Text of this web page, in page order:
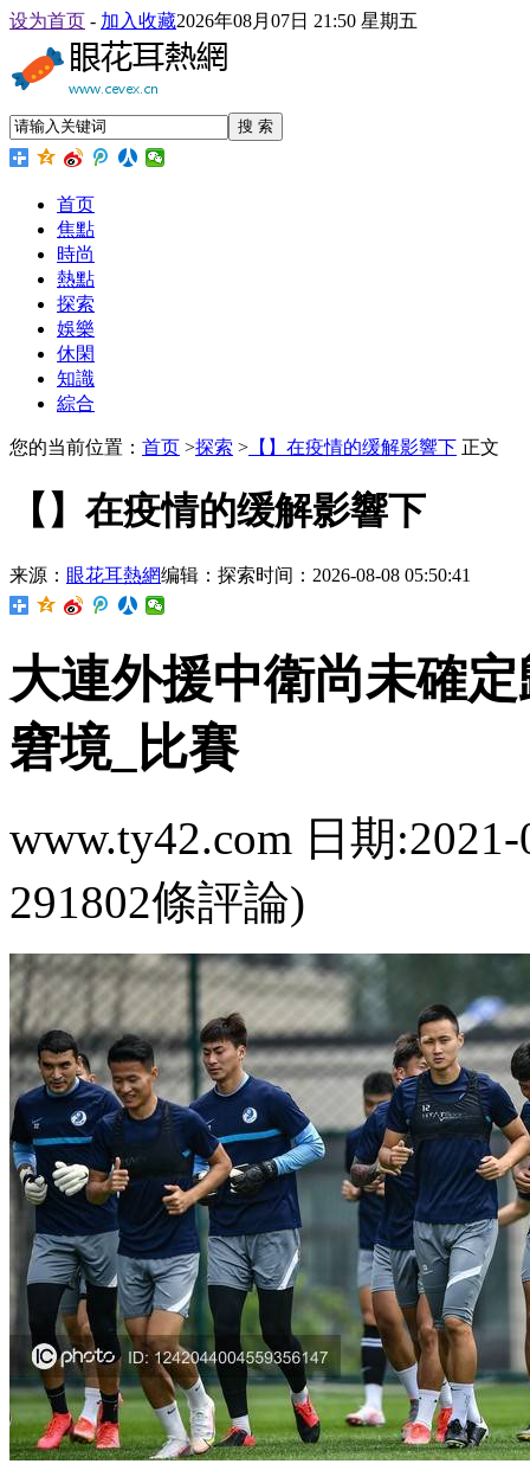
设为首页 - 加入收藏2026年08月07日 21:50 星期五
搜 索
首页
焦點
時尚
熱點
探索
娛樂
休閑
知識
綜合
您的当前位置： 首页 >探索 > 【】在疫情的缓解影響下 正文
【】在疫情的缓解影響下
来源： 眼花耳熱網编辑：探索时间：2026-08-08 05:50:41
大連外援中衛尚未確
窘境_比賽
www.ty42.com 日期
291802條評論)